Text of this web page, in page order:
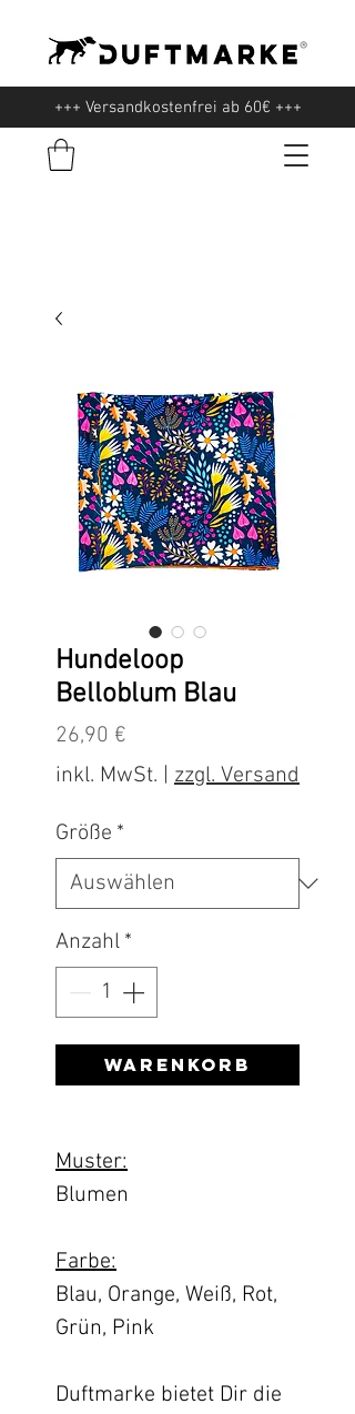
+++ Versandkostenfrei ab 60€ +++
Hundeloop
Belloblum Blau
26,90 €
inkl. MwSt.
zzgl. Versand
Größe *
Anzahl *
Warenkorb
Muster:
Blumen
Farbe:
Blau, Orange, Weiß, Rot,
Grün, Pink
Duftmarke bietet Dir die